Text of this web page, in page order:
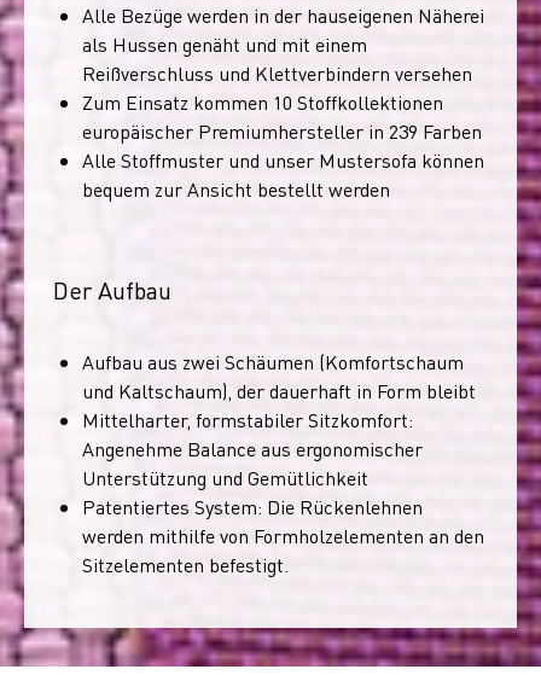
Alle Bezüge werden in der hauseigenen Näherei
als Hussen genäht und mit einem
Reißverschluss und Klettverbindern versehen
Zum Einsatz kommen 10 Stoffkollektionen
europäischer Premiumhersteller in 239 Farben
Alle Stoffmuster und unser Mustersofa können
bequem zur Ansicht bestellt werden
Der Aufbau
Aufbau aus zwei Schäumen (Komfortschaum
und Kaltschaum), der dauerhaft in Form bleibt
Mittelharter, formstabiler Sitzkomfort:
Angenehme Balance aus ergonomischer
Unterstützung und Gemütlichkeit
Patentiertes System: Die Rückenlehnen
werden mithilfe von Formholzelementen an den
Sitzelementen befestigt.